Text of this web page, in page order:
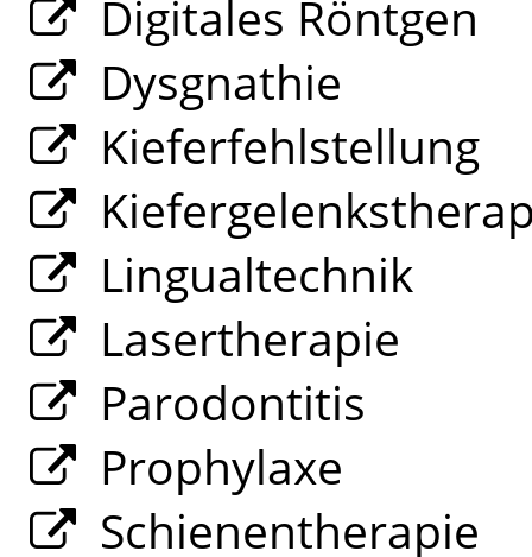
Digitales Röntgen
Dysgnathie
Kieferfehlstellung
Lingualtechnik
Lasertherapie
Parodontitis
Prophylaxe
Schienentherapie